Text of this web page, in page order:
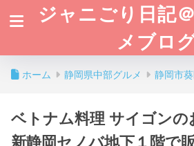
ジャニごり日記
メブロ
ホーム 静岡県中部グルメ 静岡市
ベトナム料理 サイゴン
新静岡セノバ地下１階で